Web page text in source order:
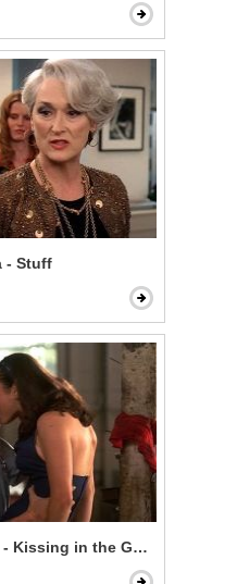
- Stuff
Kissing in the Garage